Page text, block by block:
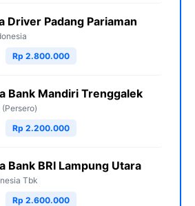
Driver Padang Pariaman
Rp 2.800.000
Bank Mandiri Trenggalek
Rp 2.200.000
Bank BRI Lampung Utara
Tbk
Rp 2.600.000